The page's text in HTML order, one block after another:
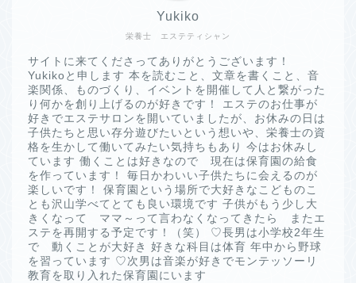
栄養士 エステティシャン
Yukiko
サイトに来てくださってありがとうございます！
Yukikoと申します 本を読むこと、文章を書くこと、音
楽関係、ものづくり、イベントを開催して人と繋がった
り何かを創り上げるのが好きです！ エステのお仕事が
好きでエステサロンを開いていましたが、お休みの日は
子供たちと思い存分遊びたいという想いや、栄養士の資
格を生かして働いてみたい気持ちもあり 今はお休みし
ています 働くことは好きなので 現在は保育園の給食
を作っています！ 毎日かわいい子供たちに会えるのが
楽しいです！ 保育園という場所で大好きなこどものこ
とも沢山学べてとても良い環境です 子供がもう少し大
きくなって ママ～って言わなくなってきたら またエ
ステを再開する予定です！（笑） ♡長男は小学校2年生
で 動くことが大好き 好きな科目は体育 年中から野球
を習っています ♡次男は音楽が好きでモンテッソーリ
教育を取り入れた保育園にいます